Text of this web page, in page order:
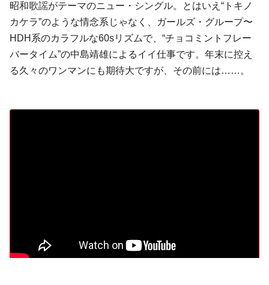
昭和歌謡がテーマのニュー・シングル。とはいえ“トキノ
カケラ”のような情念系 じゃなく、ガールズ・グループ〜
HDH 系のカラフルな60sリズムで、“チョコミントフレー
バータイム”の中島靖雄によるイイ仕事です。年末に控え
る久々のワンマンにも期待大ですが、その前には……。